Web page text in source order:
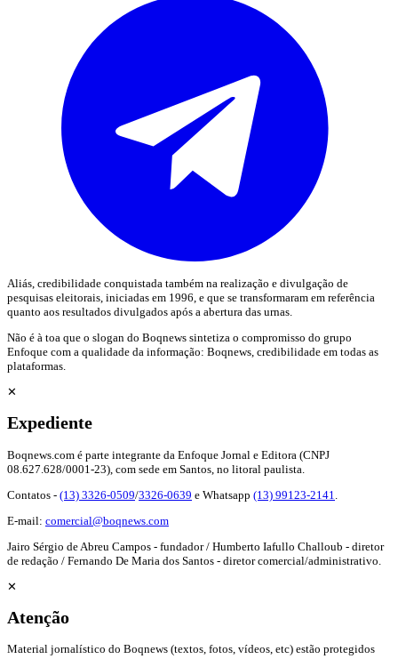
Aliás, credibilidade conquistada também na realização e divulgação de
pesquisas eleitorais, iniciadas em 1996, e que se transformaram em referência
quanto aos resultados divulgados após a abertura das urnas.
Não é à toa que o slogan do Boqnews sintetiza o compromisso do grupo
Enfoque com a qualidade da informação: Boqnews, credibilidade em todas as
plataformas.
✕
Expediente
Boqnews.com é parte integrante da Enfoque Jornal e Editora (CNPJ
08.627.628/0001-23), com sede em Santos, no litoral paulista.
Contatos - (13) 3326-0509/3326-0639 e Whatsapp (13) 99123-2141
E-mail: comercial@boqnews.com
Jairo Sérgio de Abreu Campos - fundador / Humberto Iafullo Challoub - diretor
de redação / Fernando De Maria dos Santos - diretor comercial/administrativo.
✕
Atenção
Material jornalístico do Boqnews (textos, fotos, vídeos, etc) estão protegidos